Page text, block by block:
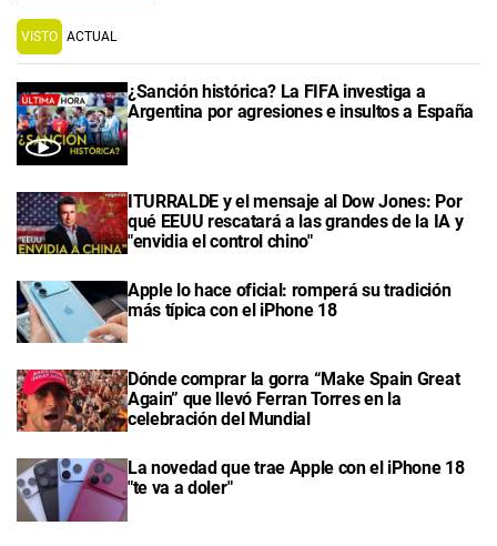
VISTO ACTUAL
¿Sanción histórica? La FIFA investiga a
Argentina por agresiones e insultos a España
ITURRALDE y el mensaje al Dow Jones: Por
qué EEUU rescatará a las grandes de la IA y
"envidia el control chino"
Apple lo hace oficial: romperá su tradición
más típica con el iPhone 18
Dónde comprar la gorra “Make Spain Great
Again” que llevó Ferran Torres en la
celebración del Mundial
La novedad que trae Apple con el iPhone 18
"te va a doler"